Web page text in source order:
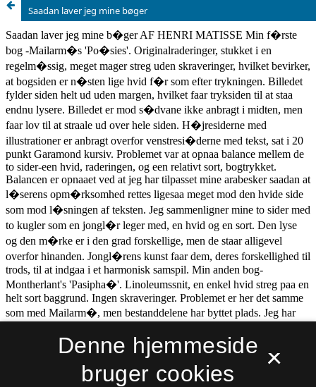
Saadan laver jeg mine bøger
×
Denne hjemmeside
bruger cookies